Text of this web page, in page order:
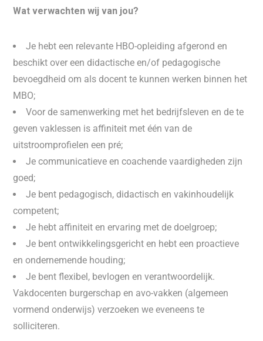
Wat verwachten wij van jou?
Je hebt een relevante HBO-opleiding afgerond en
beschikt over een didactische en/of pedagogische
bevoegdheid om als docent te kunnen werken binnen het
MBO;
Voor de samenwerking met het bedrijfsleven en de te
geven vaklessen is affiniteit met één van de
uitstroomprofielen een pré;
Je communicatieve en coachende vaardigheden zijn
goed;
Je bent pedagogisch, didactisch en vakinhoudelijk
competent;
Je hebt affiniteit en ervaring met de doelgroep;
Je bent ontwikkelingsgericht en hebt een proactieve
en ondernemende houding;
Je bent flexibel, bevlogen en verantwoordelijk.
Vakdocenten burgerschap en avo-vakken (algemeen
vormend onderwijs) verzoeken we eveneens te
solliciteren.